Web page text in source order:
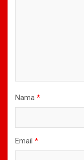
Nama *
Email *